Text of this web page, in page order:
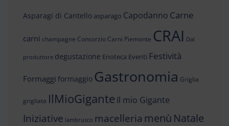
Asparagi di Cantello asparago Capodanno Carne
carni champagne Consorzio Carni Piemonte CRAI Dal
produttore degustazione Enoteca Eventi Festività
Formaggi formaggio Gastronomia Griglia
grigliata IlMioGigante Il mio Gigante
Iniziative lambrusco macelleria menù Natale